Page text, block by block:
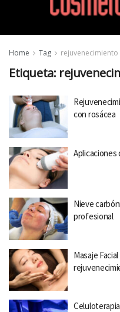
Home Tag rejuvenecimiento
Etiqueta:
con rosácea
Nieve
profesional
Masaje